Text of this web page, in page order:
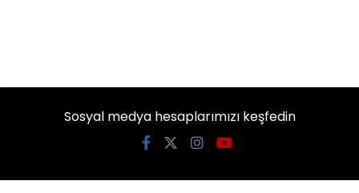
Sosyal medya hesaplarımızı keşfedin